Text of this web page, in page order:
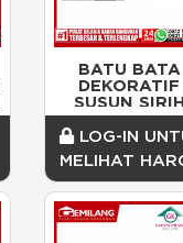
BATU BATA
DEKORATIF
SUSUN SIRIH
BERKELEY/
LOG-IN
MELIHAT